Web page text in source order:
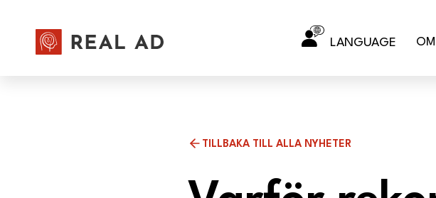
LANGUAGE
TILLBAKA TILL ALLA NYHETER